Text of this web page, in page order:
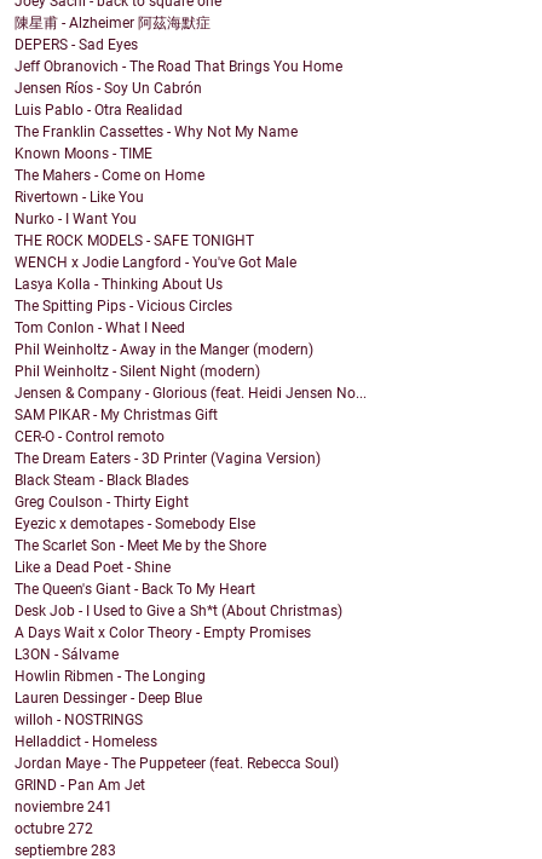
陳星甫 - Alzheimer 阿茲海默症
DEPERS - Sad Eyes
Jeff Obranovich - The Road That Brings You Home
Jensen Ríos - Soy Un Cabrón
Luis Pablo - Otra Realidad
The Franklin Cassettes - Why Not My Name
Known Moons - TIME
The Mahers - Come on Home
Rivertown - Like You
Nurko - I Want You
THE ROCK MODELS - SAFE TONIGHT
WENCH x Jodie Langford - You've Got Male
Lasya Kolla - Thinking About Us
The Spitting Pips - Vicious Circles
Tom Conlon - What I Need
Phil Weinholtz - Away in the Manger (modern)
Phil Weinholtz - Silent Night (modern)
Jensen & Company - Glorious (feat. Heidi Jensen No...
SAM PIKAR - My Christmas Gift
CER-O - Control remoto
The Dream Eaters - 3D Printer (Vagina Version)
Black Steam - Black Blades
Greg Coulson - Thirty Eight
Eyezic x demotapes - Somebody Else
The Scarlet Son - Meet Me by the Shore
Like a Dead Poet - Shine
The Queen's Giant - Back To My Heart
Desk Job - I Used to Give a Sh*t (About Christmas)
A Days Wait x Color Theory - Empty Promises
L3ON - Sálvame
Howlin Ribmen - The Longing
Lauren Dessinger - Deep Blue
willoh - NOSTRINGS
Helladdict - Homeless
Jordan Maye - The Puppeteer (feat. Rebecca Soul)
GRIND - Pan Am Jet
noviembre 241
octubre 272
septiembre 283